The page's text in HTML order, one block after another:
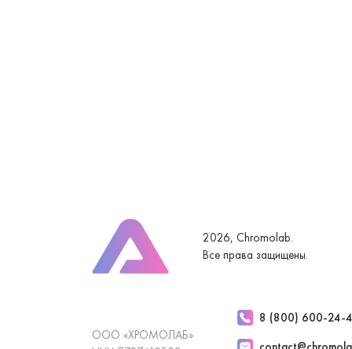
2026, Chromolab.
Все права защищены.
ООО «ХРОМОЛАБ»
8 (800) 600-24-